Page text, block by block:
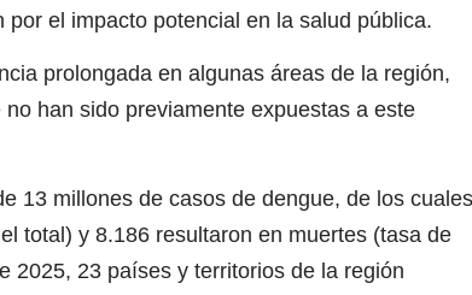
el impacto potencial en la salud pública.
prolongada en algunas áreas de la región,
han sido previamente expuestas a este
13 millones de casos de dengue, de los cuales
total) y 8.186 resultaron en muertes (tasa de
2025, 23 países y territorios de la región